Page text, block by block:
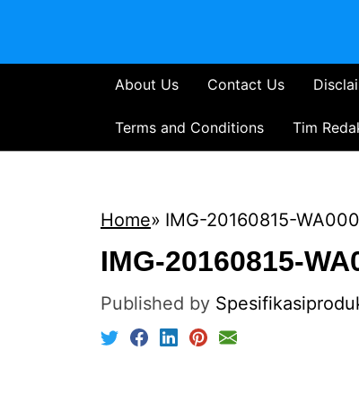
About Us Contact Us
Terms and Conditions Tim
Home IMG-20160815-
IMG-20160815-
Published by